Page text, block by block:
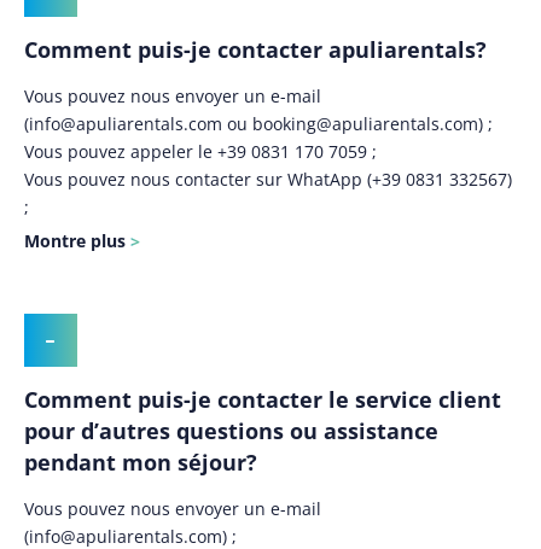
Comment puis-je contacter apuliarentals?
Vous pouvez nous envoyer un e-mail
(info@apuliarentals.com ou booking@apuliarentals.com) ;
Vous pouvez appeler le +39 0831 170 7059 ;
Vous pouvez nous contacter sur WhatApp (+39 0831 332567)
;
Montre plus
Comment puis-je contacter le service client
pour d’autres questions ou assistance
pendant mon séjour?
Vous pouvez nous envoyer un e-mail
(info@apuliarentals.com) ;